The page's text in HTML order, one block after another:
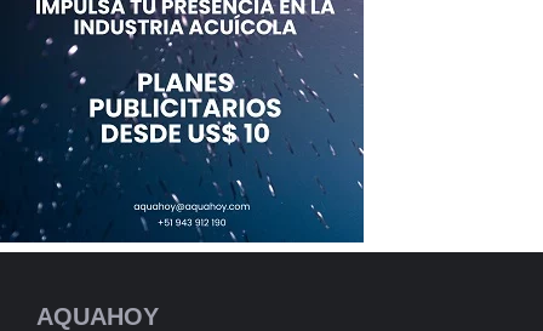
AQUAHOY